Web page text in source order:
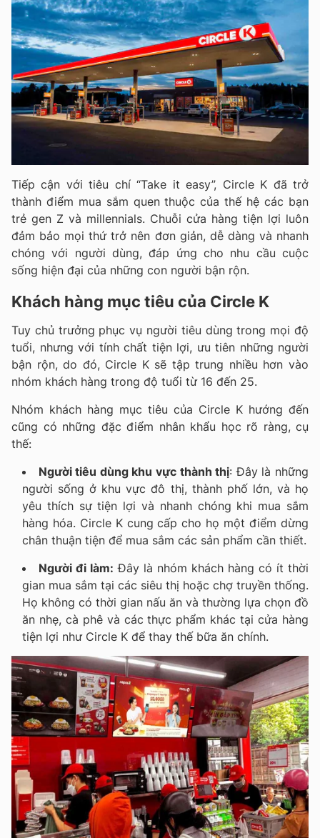
Tiếp cận với tiêu chí “Take it easy”, Circle K đã trở
thành điểm mua sắm quen thuộc của thế hệ các bạn
trẻ gen Z và millennials. Chuỗi cửa hàng tiện lợi luôn
đảm bảo mọi thứ trở nên đơn giản, dễ dàng và nhanh
chóng với người dùng, đáp ứng cho nhu cầu cuộc
sống hiện đại của những con người bận rộn.
Khách hàng mục tiêu của Circle K
Tuy chủ trưởng phục vụ người tiêu dùng trong mọi độ
tuổi, nhưng với tính chất tiện lợi, ưu tiên những người
bận rộn, do đó, Circle K sẽ tập trung nhiều hơn vào
nhóm khách hàng trong độ tuổi từ 16 đến 25.
Nhóm khách hàng mục tiêu của Circle K hướng đến
cũng có những đặc điểm nhân khẩu học rõ ràng, cụ
thế:
Người tiêu dùng khu vực thành thị: Đây là những
người sống ở khu vực đô thị, thành phố lớn, và họ
yêu thích sự tiện lợi và nhanh chóng khi mua sắm
hàng hóa. Circle K cung cấp cho họ một điểm dừng
chân thuận tiện để mua sắm các sản phẩm cần thiết.
Người đi làm: Đây là nhóm khách hàng có ít thời
gian mua sắm tại các siêu thị hoặc chợ truyền thống.
Họ không có thời gian nấu ăn và thường lựa chọn đồ
ăn nhẹ, cà phê và các thực phẩm khác tại cửa hàng
tiện lợi như Circle K để thay thế bữa ăn chính.